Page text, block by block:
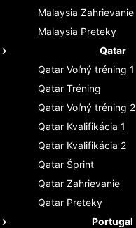
Malaysia Zahrievanie
Malaysia Preteky
Qatar
Qatar Voľný tréning 1
Qatar Tréning
Qatar Voľný tréning 2
Qatar Kvalifikácia 1
Qatar Kvalifikácia 2
Qatar Šprint
Qatar Zahrievanie
Qatar Preteky
Portugal